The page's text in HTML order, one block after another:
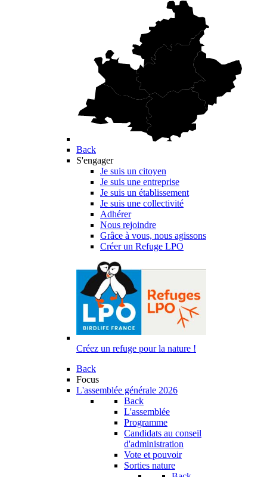
Back
S'engager
Je suis un citoyen
Je suis une entreprise
Je suis un établissement
Je suis une collectivité
Adhérer
Nous rejoindre
Grâce à vous, nous agissons
Créer un Refuge LPO
Créez un refuge pour la nature !
Back
Focus
L'assemblée générale 2026
Back
L'assemblée
Programme
Candidats au conseil
d'administration
Vote et pouvoir
Sorties nature